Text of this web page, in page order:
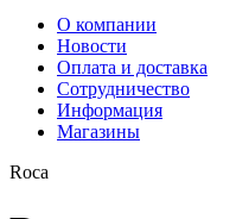
О компании
Новости
Оплата и доставка
Сотрудничество
Информация
Магазины
Roca